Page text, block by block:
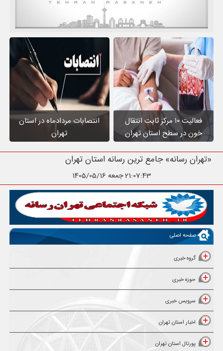
فعالیت ۱۰ مرکز ثابت انتقال
خون در سطح استان تهران
انتصابات مردادماه در استان
تهران
«تهران رسانه» جامع ترین رسانه استان
21:07:45جمعه 1405/05/16
صفحه اصلی
گروه خبری
حوزه خبری
سرویس خبری
اخبار استان تهران
پورتال استان تهران